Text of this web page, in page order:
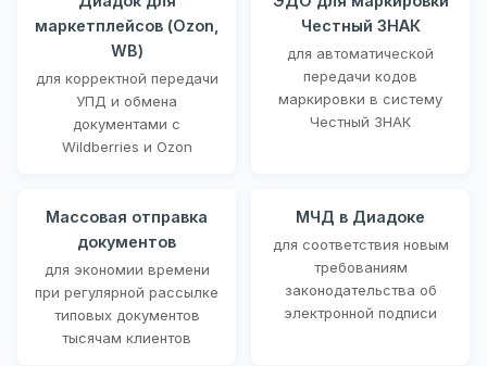
маркетплейсов (Ozon,
WB)
для корректной передачи
УПД и обмена
документами с
Wildberries и Ozon
Честный ЗНАК
для автоматической
передачи кодов
маркировки в систему
Честный ЗНАК
Массовая отправка
документов
для экономии времени
при регулярной рассылке
типовых документов
тысячам клиентов
МЧД в Диадоке
для соответствия новым
требованиям
законодательства об
электронной подписи